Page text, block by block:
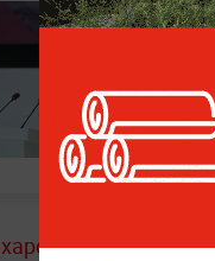
заявляла,